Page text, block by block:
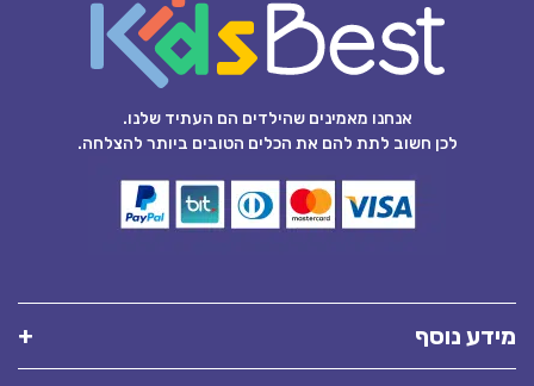
אנחנו מאמינים שהילדים הם העתיד שלנו.
לכן חשוב לתת להם את הכלים הטובים ביותר להצלחה.
מידע נוסף